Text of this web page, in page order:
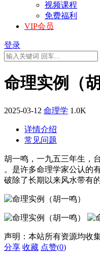
视频课程
免费福利
VIP会员
登录
命理实例（胡
2025-03-12 命理学 1.0K
详情介绍
常见问题
胡一鸣，一九五三年生，
。是许多命理学家公认的
破除了长期以来风水带有
声明：本站所有资源均收
分享 收藏 点赞(0)